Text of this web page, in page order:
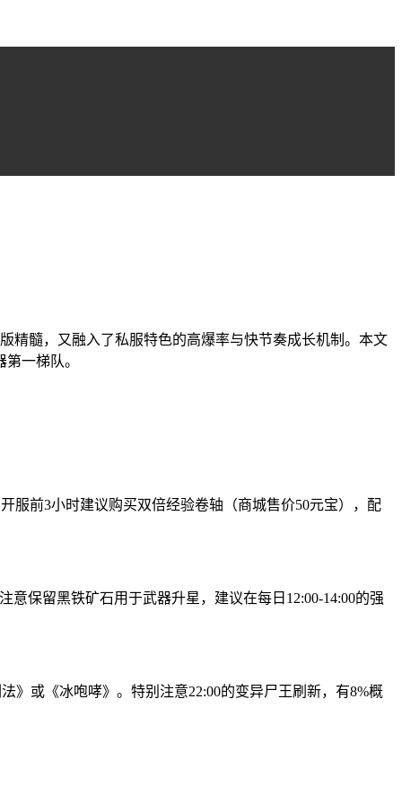
精髓，又融入了私服特色的高爆率与快节奏成长机制。本文
一梯队。
服前3小时建议购买双倍经验卷轴（商城售价50元宝），配
保留黑铁矿石用于武器升星，建议在每日12:00-14:00的强
》或《冰咆哮》。特别注意22:00的变异尸王刷新，有8%概